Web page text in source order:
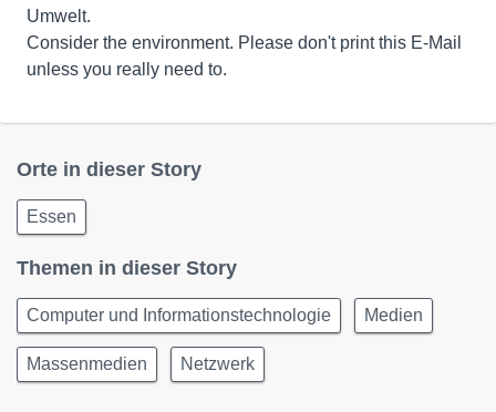
Umwelt.
Consider the environment. Please don't print this E-Mail
unless you really need to.
Orte in dieser Story
Essen
Themen in dieser Story
Computer und Informationstechnologie Medien
Massenmedien Netzwerk